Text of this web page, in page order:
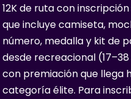
12K de ruta con
que incluye camiseta,
número, medalla y kit de
desde recreacional
con premiación que llega
categoría élite. Para